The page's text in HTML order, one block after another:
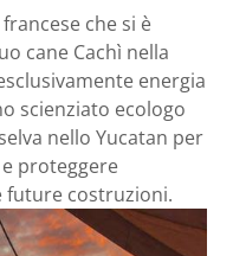
che si è
cane Cachì nella
energia
scienziato ecologo
nello Yucatan per
proteggere
future costruzioni.